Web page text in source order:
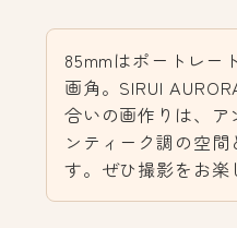
85mmはポートレー
画角。SIRUI
合いの画作りは、ア
ンティーク調の空
す。ぜひ撮影をお楽